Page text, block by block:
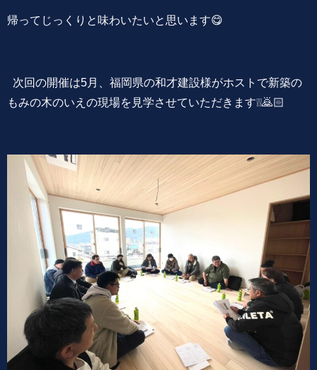
帰ってじっくりと味わいたいと思います😋
次回の開催は5月、福岡県の和才建設様がホストで新築の
もみの木のいえの現場を見学させていただきます❕❕🙇🏻